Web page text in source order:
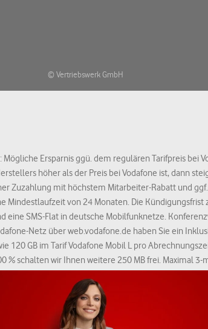
© Vertriebswerk GmbH
Ersparnis ggü. dem regulären Tarifpreis bei
höher als der Preis bei Vodafone ist, dann
Zuzahlung mit höchstem Mitarbeiter-Rabatt und
Mindestlaufzeit von 24 Monaten. Die
eine SMS-Flat in deutsche Mobilfunknetze.
Netz über web.vodafone.de haben Sie ein
120 GB im Tarif Vodafone Mobil L pro
% schalten wir Ihnen weitere 250 MB frei. Maximal
sobald Sie 100 % Ihres Datenvolumens
Nur solange Vorrat reicht.
M oder Vodafone Mobil L erhalten